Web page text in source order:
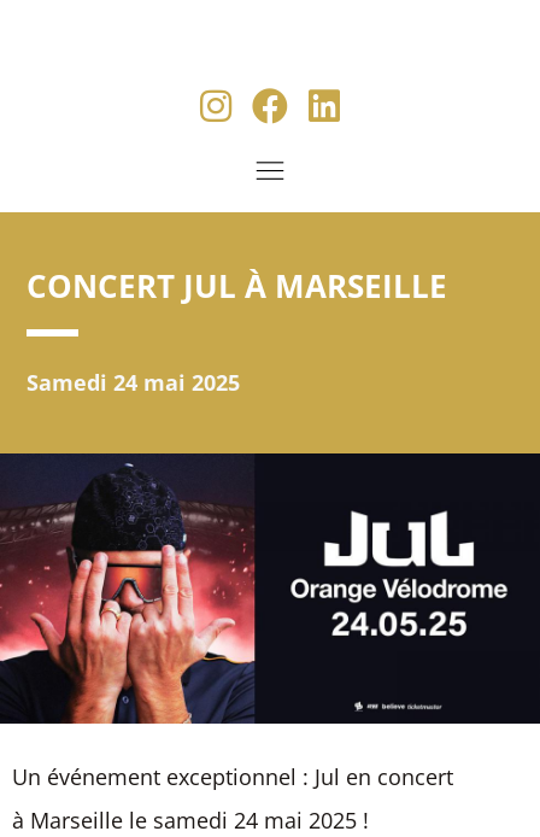
CONCERT JUL À MARSEILLE
Samedi 24 mai 2025
Un événement exceptionnel : Jul en concert
à Marseille le samedi 24 mai 2025 !